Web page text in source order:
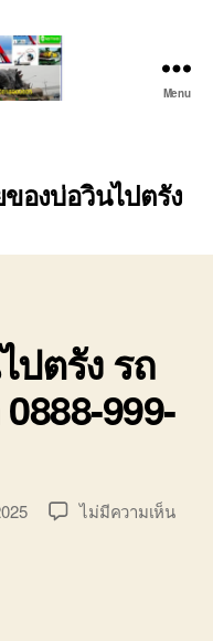
จักร
ง
ท
ร
ง
Menu
องบ่อวินไปตรัง
ปตรัง รถ
999-
ไม่มีความเห็นบน